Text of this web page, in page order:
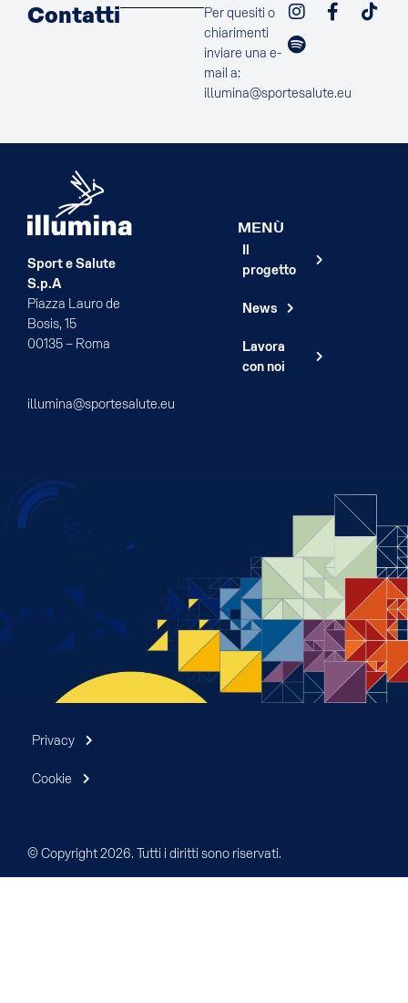
Contatti
Per quesiti o
chiarimenti
inviare una e-
mail a:
illumina@sportesalute.eu
Sport e Salute
S.p.A
Piazza Lauro de
Bosis, 15
00135 – Roma
illumina@sportesalute.eu
MENÙ
progetto
News
Lavora
con noi
© Copyright 2026. Tutti i diritti sono riservati.
Privacy
Cookie